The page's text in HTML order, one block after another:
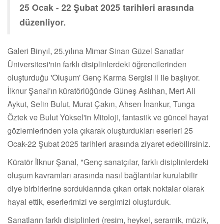
25 Ocak - 22 Şubat 2025 tarihleri arasında
düzenliyor.
Galeri Binyıl, 25.yılına Mimar Sinan Güzel Sanatlar
Üniversitesi'nin farklı disiplinlerdeki öğrencilerinden
oluşturduğu 'Oluşum' Genç Karma Sergisi II ile başlıyor.
İlknur Şanal'ın küratörlüğünde Güneş Aslıhan, Mert Ali
Aykut, Selin Bulut, Murat Çakın, Ahsen İnankur, Tunga
Öztek ve Bulut Yüksel'in Mitoloji, fantastik ve güncel hayat
gözlemlerinden yola çıkarak oluşturdukları eserleri 25
Ocak-22 Şubat 2025 tarihleri arasında ziyaret edebilirsiniz.
Küratör İlknur Şanal, "Genç sanatçılar, farklı disiplinlerdeki
oluşum kavramları arasında nasıl bağlantılar kurulabilir
diye birbirlerine sorduklarında çıkan ortak noktalar olarak
hayal ettik, eserlerimizi ve sergimizi oluşturduk.
Sanatların farklı disiplinleri (resim, heykel, seramik, müzik,